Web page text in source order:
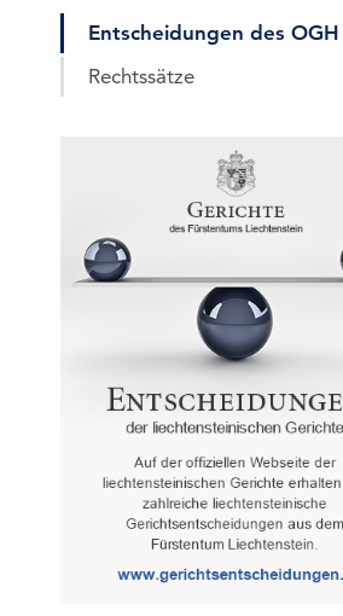
Entscheidungen des OGH
Rechtssätze